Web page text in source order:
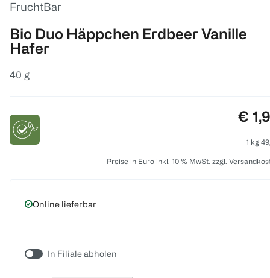
FruchtBar
Bio Duo Häppchen Erdbeer Vanille
Hafer
40 g
€
1 kg
Preise in Euro inkl. 10 % MwSt. zzgl.
Online lieferbar
In Filiale abholen